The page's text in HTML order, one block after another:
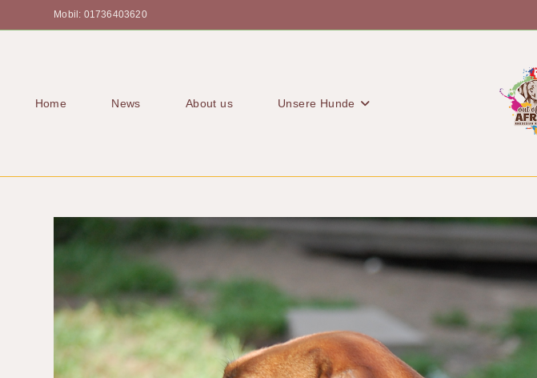
Mobil: 01736403620
Home News About us Unsere Hunde